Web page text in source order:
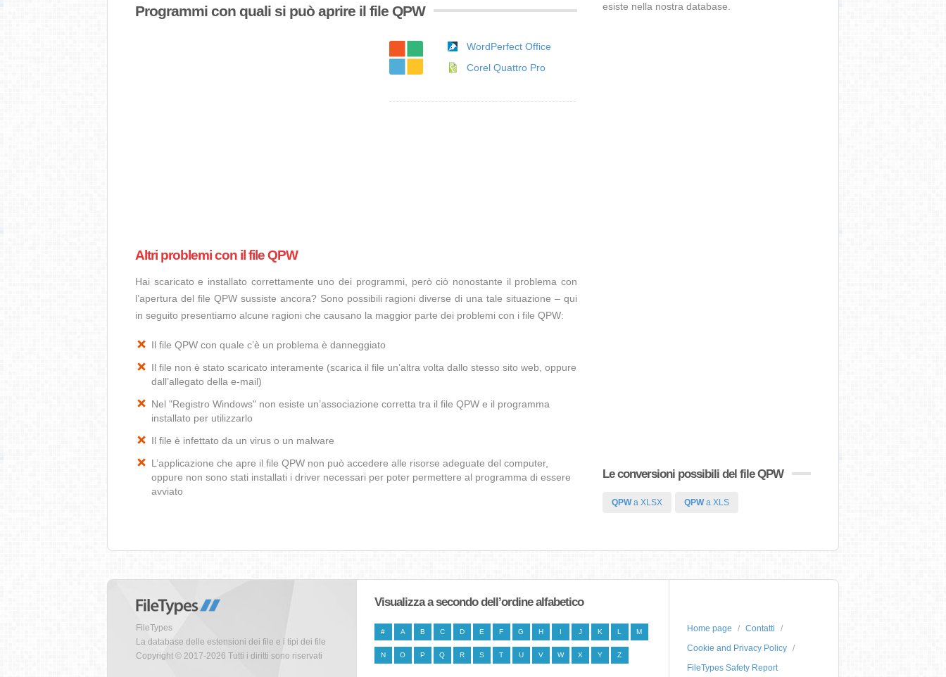
Programmi con quali si può aprire il file QPW
WordPerfect Office
Corel Quattro Pro
Altri problemi con il file QPW
Hai scaricato e installato correttamente uno dei programmi, però ciò nonostante il problema con
l’apertura del file QPW sussiste ancora? Sono possibili ragioni diverse di una tale situazione – qui
in seguito presentiamo alcune ragioni che causano la maggior parte dei problemi con i file QPW:
Il file QPW con quale c’è un problema è danneggiato
Il file non è stato scaricato interamente (scarica il file un’altra volta dallo stesso sito web, oppure
dall’allegato della e-mail)
Nel "Registro Windows" non esiste un’associazione corretta tra il file QPW e il programma
installato per utilizzarlo
Il file è infettato da un virus o un malware
L’applicazione che apre il file QPW non può accedere alle risorse adeguate del computer,
oppure non sono stati installati i driver necessari per poter permettere al programma di essere
avviato
esiste nella nostra database.
Le conversioni possibili del file QPW
QPWa XLSX QPWa XLS
FileTypes
La database delle estensioni dei file e i tipi dei file
Copyright © 2017-2026 Tutti i diritti sono riservati
Visualizza a secondo dell’ordine alfabetico
# A B C D E F G H I J K L M
N O P Q R S T U V W X Y Z
Home page
Contatti
Cookie and Privacy Policy
FileTypes Safety Report